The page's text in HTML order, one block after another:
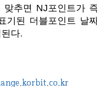
기된 더블포인트 날
다.